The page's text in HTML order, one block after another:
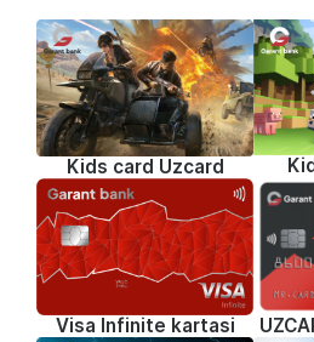
Kids card Uzcard
Visa Infinite kartasi